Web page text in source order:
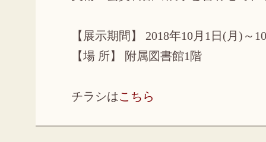
【展示期間】 2018年10月1日(月)～
【場 所】 附属図書館1階
チラシはこちら